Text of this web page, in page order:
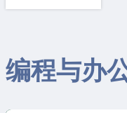
编程与办